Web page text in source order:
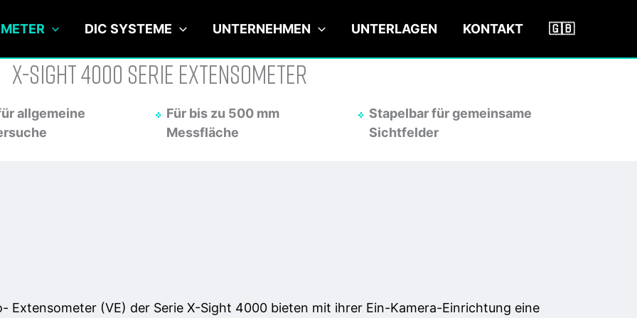
DIC SYSTEME UNTERNEHMEN UNTERLAGEN KONTAKT 🇬🇧
X-Sight 4000 serie Extensometer
allgemeine
Für bis zu 500 mm
Messfläche
Stapelbar für gemeinsame
Sichtfelder
Extensometer (VE) der Serie X-Sight 4000 bieten mit ihrer Ein-Kamera-Einrichtung eine